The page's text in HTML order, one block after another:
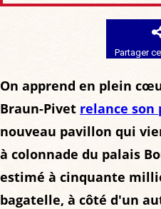
Partager
On apprend en plein
Braun-Pivet relance son
nouveau pavillon qui
à colonnade du palais
estimé à cinquante
bagatelle, à côté d'un